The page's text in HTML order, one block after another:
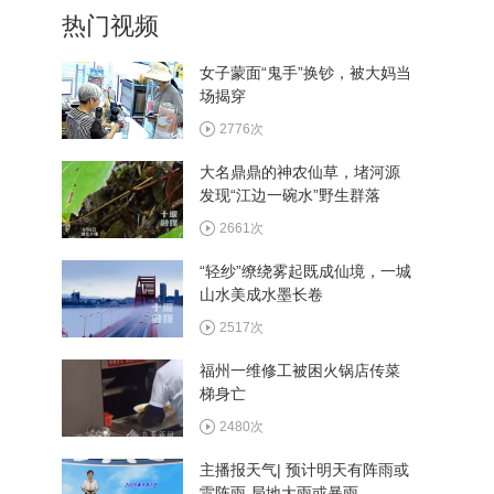
7月1日《直播十堰》
6月30日《直播十堰》
6月29日《直播十堰》
热门视频
女子蒙面“鬼手”换钞，被大妈当
场揭穿
2776次
大名鼎鼎的神农仙草，堵河源
发现“江边一碗水”野生群落
2661次
“轻纱”缭绕雾起既成仙境，一城
山水美成水墨长卷
2517次
福州一维修工被困火锅店传菜
梯身亡
2480次
主播报天气| 预计明天有阵雨或